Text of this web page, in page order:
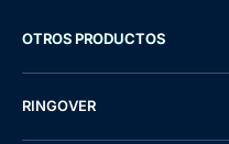
OTROS PRODUCTOS
RINGOVER